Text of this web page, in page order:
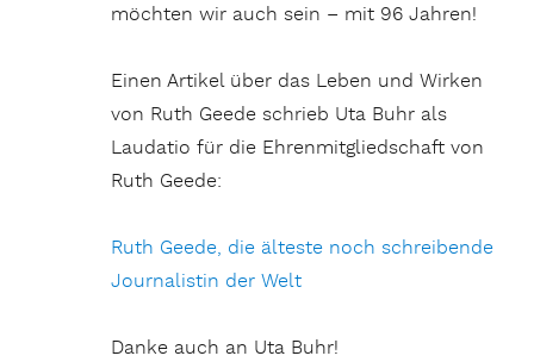
möchten wir auch sein – mit 96 Jahren!
Einen Artikel über das Leben und Wirken
von Ruth Geede schrieb Uta Buhr als
Laudatio für die Ehrenmitgliedschaft von
Ruth Geede:
Ruth Geede, die älteste noch schreibende
Journalistin der Welt
Danke auch an Uta Buhr!